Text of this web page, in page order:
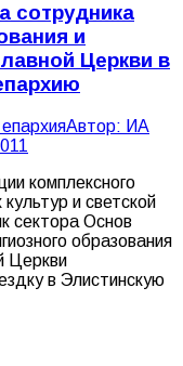
сотрудника
и
Церкви в
Автор: ИА
комплексного
и светской
сектора Основ
образования
Церкви
в Элистинскую